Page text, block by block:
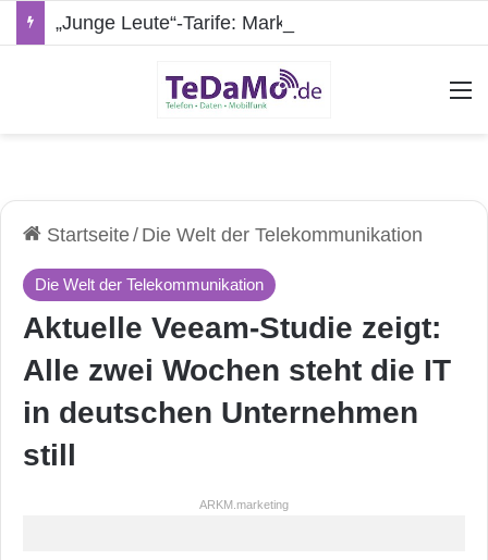
Startseite/ Die Welt der Telekommunikation
Die Welt der Telekommunikation
Aktuelle Veeam-Studie zeigt:
Alle zwei Wochen steht die IT
in deutschen Unternehmen
still
ARKM.marketing